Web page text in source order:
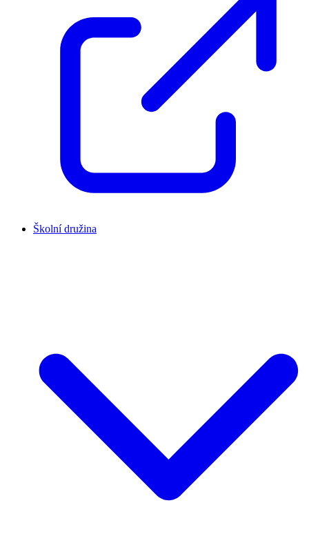
Školní družina